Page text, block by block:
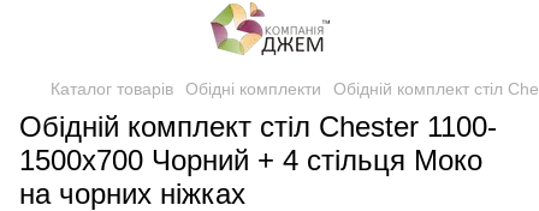
Каталог товарів Обідні комплекти Обідній комплект стіл
Обідній комплект стіл Chester 1100-
1500х700 Чорний + 4 стільця Моко
на чорних ніжках